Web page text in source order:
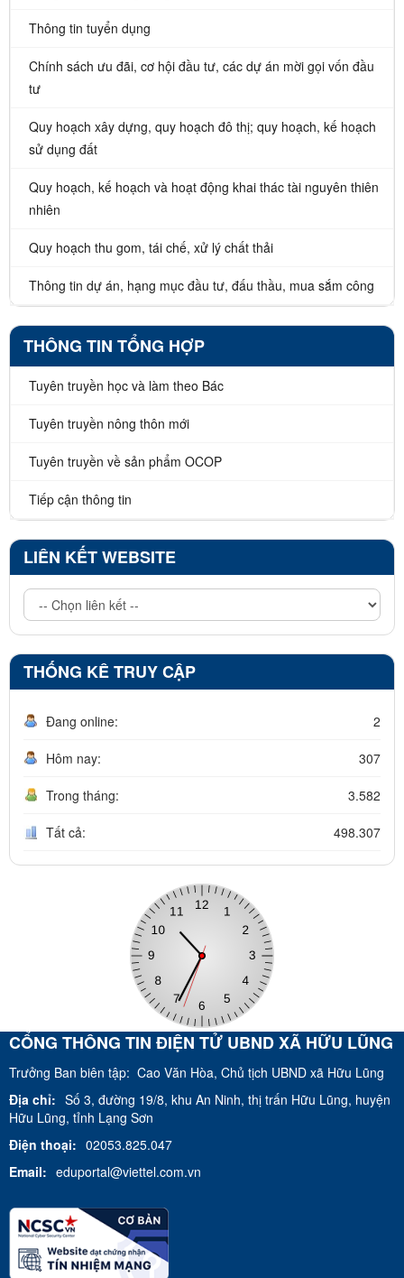
Thông tin tuyển dụng
Chính sách ưu đãi, cơ hội đầu tư, các dự án mời gọi vốn đầu
tư
Quy hoạch xây dựng, quy hoạch đô thị; quy hoạch, kế hoạch
sử dụng đất
Quy hoạch, kế hoạch và hoạt động khai thác tài nguyên thiên
nhiên
Quy hoạch thu gom, tái chế, xử lý chất thải
Thông tin dự án, hạng mục đầu tư, đấu thầu, mua sắm công
THÔNG TIN TỔNG HỢP
Tuyên truyền học và làm theo Bác
Tuyên truyền nông thôn mới
Tuyên truyền về sản phẩm OCOP
Tiếp cận thông tin
LIÊN KẾT WEBSITE
THỐNG KÊ TRUY CẬP
Đang online: 2
Hôm nay: 307
Trong tháng: 3.582
Tất cả: 498.307
CỔNG THÔNG TIN ĐIỆN TỬ UBND XÃ HỮU LŨNG
Trưởng Ban biên tập: Cao Văn Hòa, Chủ tịch UBND xã Hữu Lũng
Địa chỉ: Số 3, đường 19/8, khu An Ninh, thị trấn Hữu Lũng, huyện
Hữu Lũng, tỉnh Lạng Sơn
Điện thoại: 02053.825.047
Email: eduportal@viettel.com.vn